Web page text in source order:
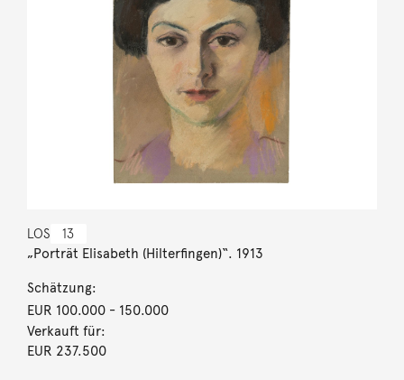
LOS 13
„Porträt Elisabeth (Hilterfingen)“. 1913
Schätzung:
EUR 100.000- 150.000
Verkauft für:
EUR 237.500